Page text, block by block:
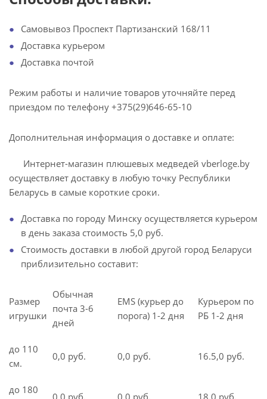
Самовывоз Проспект Партизанский 168/11
Доставка курьером
Доставка почтой
Режим работы и наличие товаров уточняйте перед
приездом по телефону +375(29)646-65-10
Дополнительная информация о доставке и оплате:
Интернет-магазин плюшевых медведей vberloge.by
осуществляет доставку в любую точку Республики
Беларусь в самые короткие сроки.
Доставка по городу Минску осуществляется курьером
в день заказа стоимость 5,0 руб.
Стоимость доставки в любой другой город Беларуси
приблизительно составит:
Размер
игрушки
Обычная
почта 3-6
дней
EMS (курьер до
порога) 1-2 дня
Курьером по
РБ 1-2 дня
до 110
см.
0,0 руб. 0,0 руб. 16.5,0 руб.
до 180
0,0 руб. 0,0 руб. 18,0 руб.